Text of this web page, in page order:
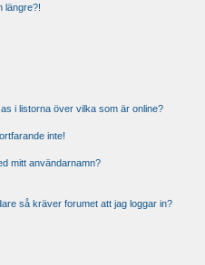
längre?!
i listorna över vilka som är online?
inte!
mitt användarnamn?
så kräver forumet att jag loggar in?